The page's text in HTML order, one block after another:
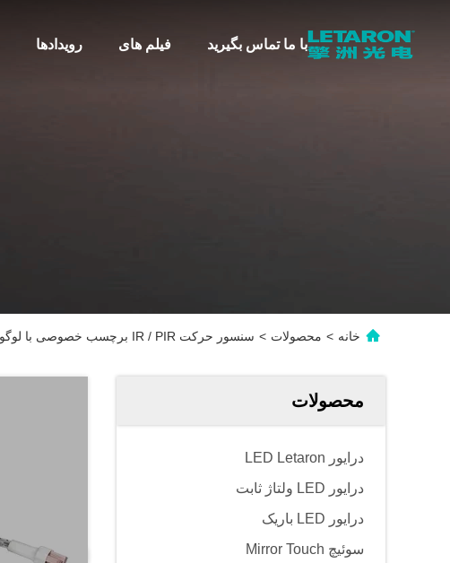
رویدادها فیلم های با ما تماس بگیرید
خانه > محصولات > سنسور حرکت IR / PIR برچسب خصوصی با لوگو سفارشی و بسته بندی سوئیچ سنسور امواج دستی AC IR با ولتاژ ورودی بالا 120V-240V
محصولات
درایور LED Letaron
درایور LED ولتاژ ثابت
درایور LED باریک
سوئیچ Mirror Touch